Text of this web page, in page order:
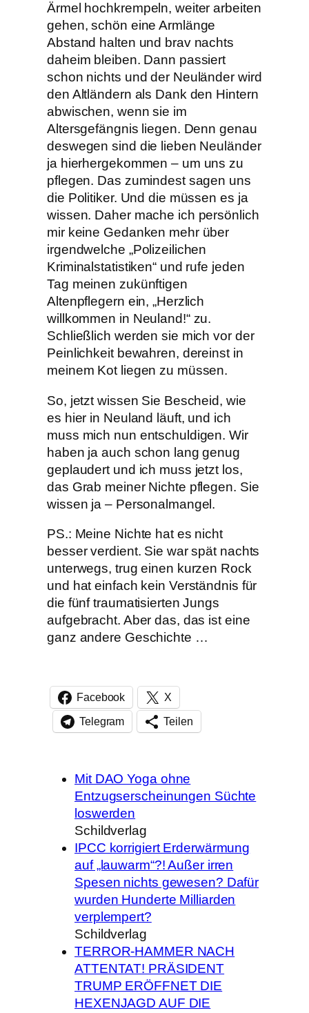
Ärmel hochkrempeln, weiter arbeiten
gehen, schön eine Armlänge
Abstand halten und brav nachts
daheim bleiben. Dann passiert
schon nichts und der Neuländer wird
den Altländern als Dank den Hintern
abwischen, wenn sie im
Altersgefängnis liegen. Denn genau
deswegen sind die lieben Neuländer
ja hierhergekommen – um uns zu
pflegen. Das zumindest sagen uns
die Politiker. Und die müssen es ja
wissen. Daher mache ich persönlich
mir keine Gedanken mehr über
irgendwelche „Polizeilichen
Kriminalstatistiken“ und rufe jeden
Tag meinen zukünftigen
Altenpflegern ein, „Herzlich
willkommen in Neuland!“ zu.
Schließlich werden sie mich vor der
Peinlichkeit bewahren, dereinst in
meinem Kot liegen zu müssen.
So, jetzt wissen Sie Bescheid, wie
es hier in Neuland läuft, und ich
muss mich nun entschuldigen. Wir
haben ja auch schon lang genug
geplaudert und ich muss jetzt los,
das Grab meiner Nichte pflegen. Sie
wissen ja – Personalmangel.
PS.: Meine Nichte hat es nicht
besser verdient. Sie war spät nachts
unterwegs, trug einen kurzen Rock
und hat einfach kein Verständnis für
die fünf traumatisierten Jungs
aufgebracht. Aber das, das ist eine
ganz andere Geschichte …
Facebook X
Telegram Teilen
Mit DAO Yoga ohne
Entzugserscheinungen Süchte
loswerden
Schildverlag
IPCC korrigiert Erderwärmung
auf „lauwarm“?! Außer irren
Spesen nichts gewesen? Dafür
wurden Hunderte Milliarden
verplempert?
Schildverlag
TERROR-HAMMER NACH
ATTENTAT! PRÄSIDENT
TRUMP ERÖFFNET DIE
HEXENJAGD AUF DIE